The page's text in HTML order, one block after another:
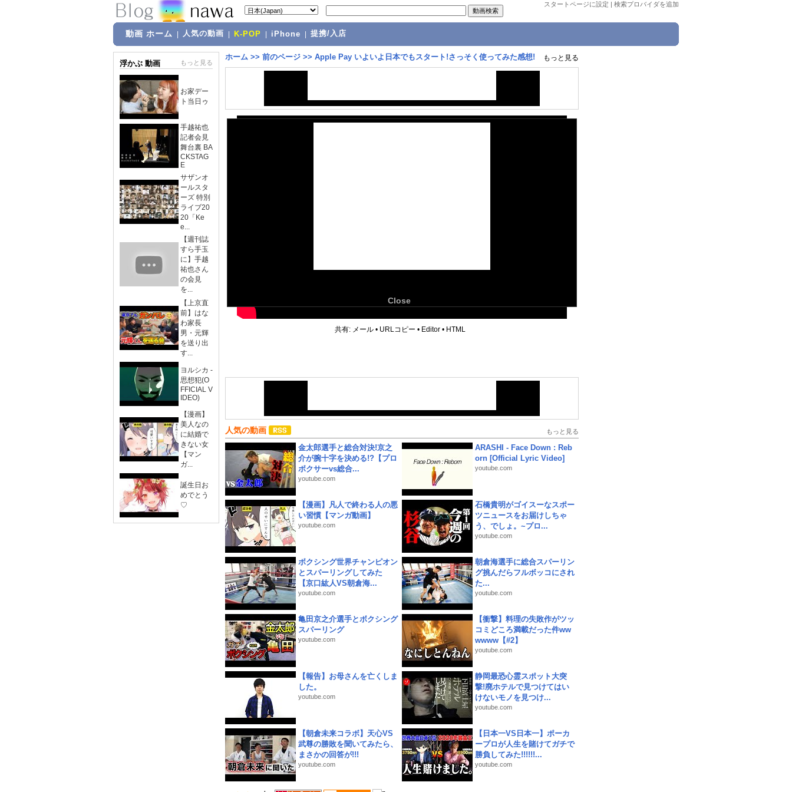
スタートページに設定 | 検索プロバイダを追加
動画 ホーム 人気の動画 K-POP iPhone 提携/入店
浮かぶ 動画 もっと見る
お家デー
ト当日ゥ
手越祐也
記者会見
舞台裏 BA
CKSTAG
E
サザンオ
ールスタ
ーズ 特別
ライブ20
20「Ke
e...
【週刊誌
すら手玉
に】手越
祐也さん
の会見
を...
【上京直
前】はな
わ家長
男・元輝
を送り出
す...
ヨルシカ -
思想犯(O
FFICIAL V
IDEO)
【漫画】
美人なの
に結婚で
きない女
【マン
ガ...
誕生日お
めでとう
♡
ホーム >> 前のページ >> Apple Pay いよいよ日本でもスタート!さっそく使ってみた感想! もっと見る
Close
共有: メール • URLコピー • Editor • HTML
人気の動画 もっと見る
金太郎選手と総合対決!京之
介が腕十字を決める!?【プロ
ボクサーvs総合...
youtube.com
ARASHI - Face Down : Reb
orn [Official Lyric Video]
youtube.com
【漫画】凡人で終わる人の悪
い習慣【マンガ動画】
youtube.com
石橋貴明がゴイスーなスポー
ツニュースをお届けしちゃ
う、でしょ。~プロ...
youtube.com
ボクシング世界チャンピオン
とスパーリングしてみた
【京口紘人VS朝倉海...
youtube.com
朝倉海選手に総合スパーリン
グ挑んだらフルボッコにされ
た...
youtube.com
亀田京之介選手とボクシング
スパーリング
youtube.com
【衝撃】料理の失敗作がツッ
コミどころ満載だった件ww
wwww【#2】
youtube.com
【報告】お母さんを亡くしま
した。
youtube.com
静岡最恐心霊スポット大突
撃!廃ホテルで見つけてはい
けないモノを見つけ...
youtube.com
【朝倉未来コラボ】天心VS
武尊の勝敗を聞いてみたら、
まさかの回答が!!!
youtube.com
【日本一VS日本一】ポーカ
ープロが人生を賭けてガチで
勝負してみた!!!!!!...
youtube.com